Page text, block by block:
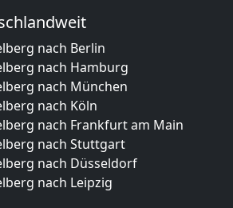
nach Berlin
nach Hamburg
nach München
nach Köln
nach Frankfurt am Main
nach Stuttgart
nach Düsseldorf
nach Leipzig